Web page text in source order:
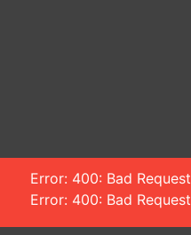
Error: 400: Bad Request
Error: 400: Bad Request